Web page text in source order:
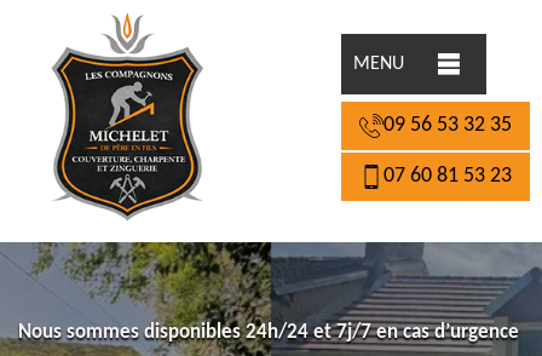
MENU
09 56 53 32 35
07 60 81 53 23
Nous sommes disponibles 24h/24 et 7j/7 en cas d’urgence